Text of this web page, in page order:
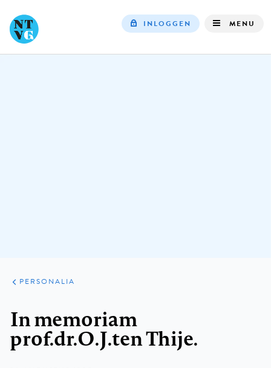
INLOGGEN MENU
ARTIKELEN
VARIA
PERSONALIA
In memoriam
prof.dr.O.J.ten Thije.